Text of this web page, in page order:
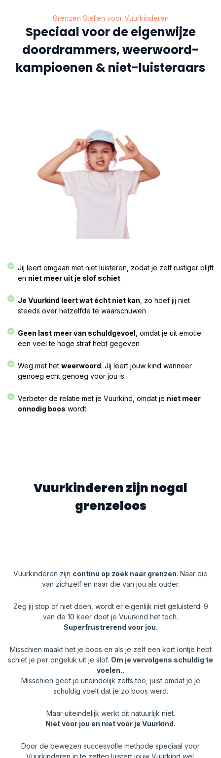
Grenzen Stellen voor Vuurkinderen
Speciaal voor de eigenwijze
doordrammers, weerwoord-
kampioenen & niet-luisteraars
Jij leert omgaan met niet luisteren, zodat je zelf rustiger blijft
en niet meer uit je slof schiet
Je Vuurkind leert wat écht niet kan, zo hoef jij niet
steeds over hetzelfde te waarschuwen​
Geen last meer van schuldgevoel, omdat je uit emotie
een veel te hoge straf hebt gegeven​
Weg met het weerwoord. Jij leert jouw kind wanneer
genoeg echt genoeg voor jou is​
Verbeter de relatie met je Vuurkind, omdat je niet meer
onnodig boos wordt​
Vuurkinderen zijn nogal
grenzeloos​
Vuurkinderen zijn continu op zoek naar grenzen. Naar die
van zichzelf en naar die van jou als ouder.
Zeg jij stop of niet doen, wordt er eigenlijk niet geluisterd. 9
van de 10 keer doet je Vuurkind het toch.
Superfrustrerend voor jou.
Misschien maakt het je boos en als je zelf een kort lontje hebt
schiet je per ongeluk uit je slof. Om je vervolgens schuldig te
voelen..
Misschien geef je uiteindelijk zelfs toe, juist omdat je je
schuldig voelt dat je zo boos werd.
Maar uiteindelijk werkt dit natuurlijk niet.
Niet voor jou en niet voor je Vuurkind.
Door de bewezen succesvolle methode speciaal voor